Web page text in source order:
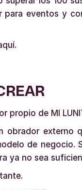
para eventos y
propio de MI
obrador externo
de negocio.
ya no sea